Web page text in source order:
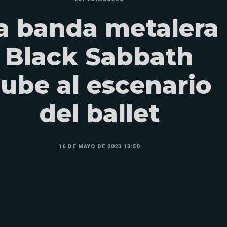
banda metalera
Black Sabbath
al escenario
del ballet
16 DE MAYO DE 2023 13:50